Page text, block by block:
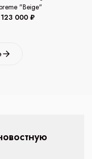
"Beige"
123 000 ₽